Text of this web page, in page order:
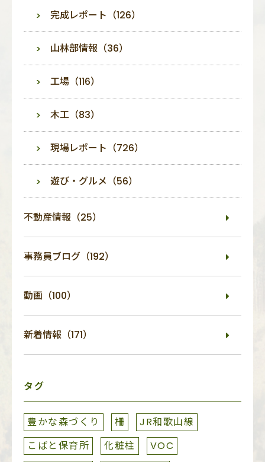
完成レポート（126）
山林部情報（36）
工場（116）
木工（83）
現場レポート（726）
遊び・グルメ（56）
不動産情報（25）
事務員ブログ（192）
動画（100）
新着情報（171）
タグ
豊かな森づくり 柵
JR和歌山線
こばと保育所
化粧柱
VOC